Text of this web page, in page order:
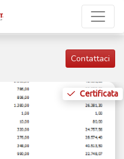
Contattaci
Certificata